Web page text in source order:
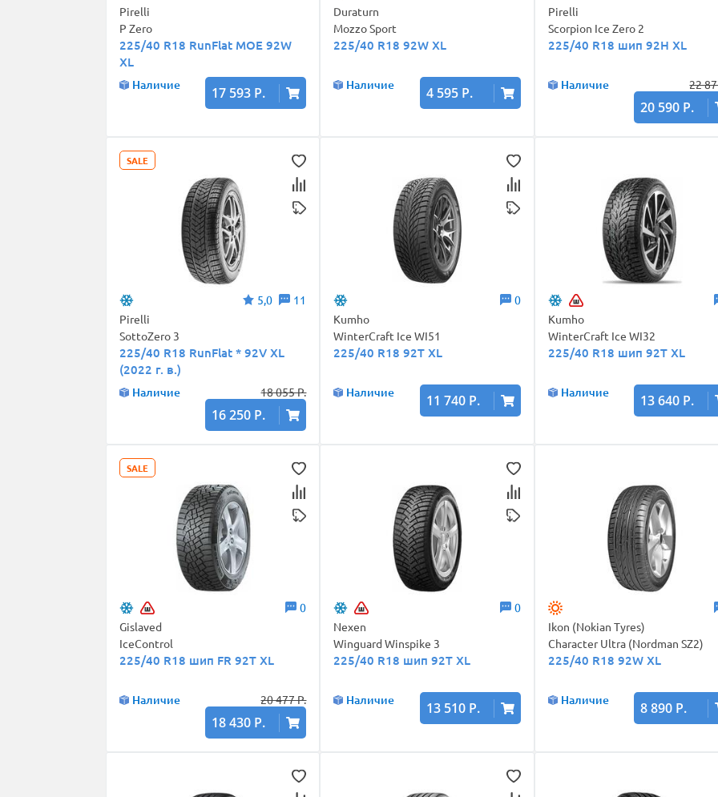
Pirelli
P Zero
225/40 R18 RunFlat MOE 92W
XL
Наличие 17 593 Р.
Duraturn
Mozzo Sport
225/40 R18 92W XL
Наличие 4 595 Р.
Pirelli
Scorpion Ice Zero 2
225/40 R18 шип 92H XL
Наличие 22
20 590 Р.
SALE
5,0
11
Pirelli
SottoZero 3
225/40 R18 RunFlat * 92V XL
(2022 г. в.)
Наличие 18 055 Р.
16 250 Р.
0
Kumho
WinterCraft Ice WI51
225/40 R18 92T XL
Наличие 11 740 Р.
Kumho
WinterCraft Ice WI32
225/40 R18 шип 92T XL
Наличие 13 640 Р.
SALE
0
Gislaved
IceControl
225/40 R18 шип FR 92T XL
Наличие 20 477 Р.
18 430 Р.
0
Nexen
Winguard Winspike 3
225/40 R18 шип 92T XL
Наличие 13 510 Р.
Ikon (Nokian Tyres)
Character Ultra (Nordman SZ2)
225/40 R18 92W XL
Наличие 8 890 Р.